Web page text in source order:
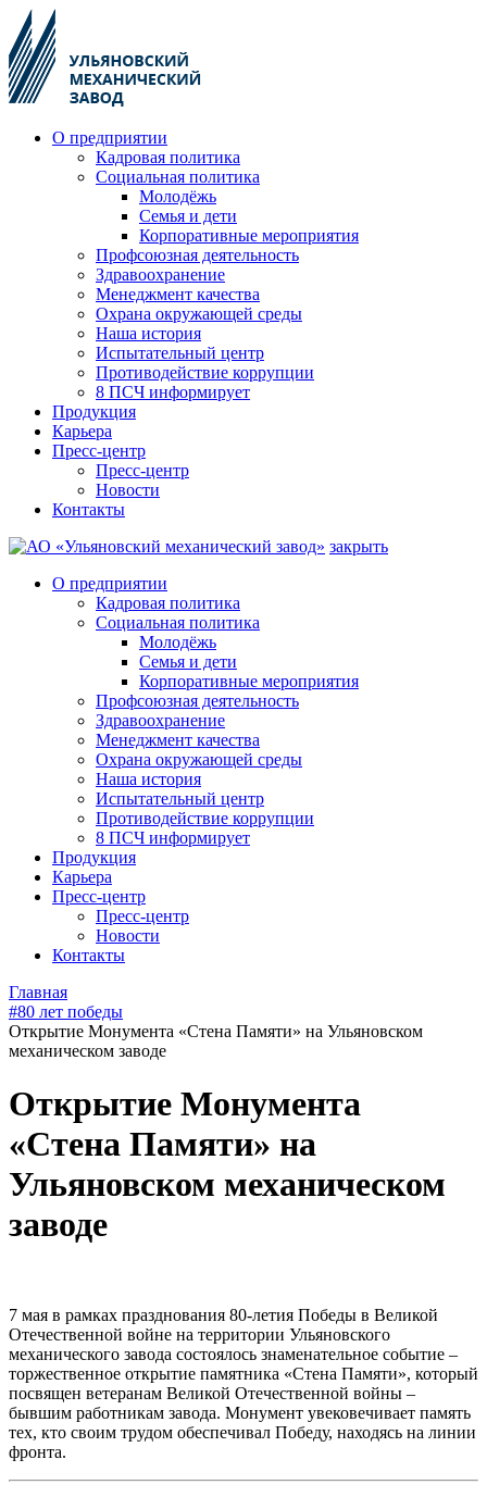
О предприятии
Кадровая политика
Социальная политика
Молодёжь
Семья и дети
Корпоративные мероприятия
Профсоюзная деятельность
Здравоохранение
Менеджмент качества
Охрана окружающей среды
Наша история
Испытательный центр
Противодействие коррупции
8 ПСЧ информирует
Продукция
Карьера
Пресс-центр
Пресс-центр
Новости
Контакты
закрыть
О предприятии
Кадровая политика
Социальная политика
Молодёжь
Семья и дети
Корпоративные мероприятия
Профсоюзная деятельность
Здравоохранение
Менеджмент качества
Охрана окружающей среды
Наша история
Испытательный центр
Противодействие коррупции
8 ПСЧ информирует
Продукция
Карьера
Пресс-центр
Пресс-центр
Новости
Контакты
Главная
#80 лет победы
Открытие Монумента «Стена Памяти» на Ульяновском
механическом заводе
Открытие Монумента
«Стена Памяти» на
Ульяновском механическом
заводе
7 мая в рамках празднования 80-летия Победы в Великой
Отечественной войне на территории Ульяновского
механического завода состоялось знаменательное событие –
торжественное открытие памятника «Стена Памяти», который
посвящен ветеранам Великой Отечественной войны –
бывшим работникам завода. Монумент увековечивает память
тех, кто своим трудом обеспечивал Победу, находясь на линии
фронта.